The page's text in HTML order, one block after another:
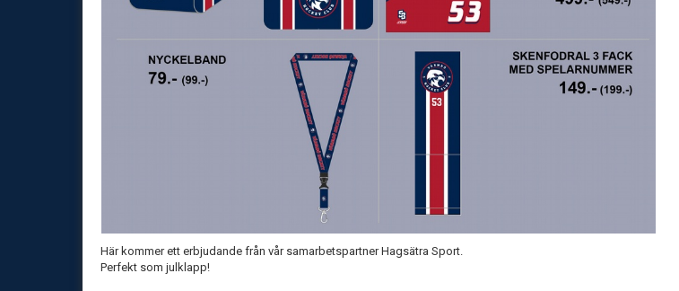
Här kommer ett erbjudande från vår samarbetspartner Hagsätra Sport.
Perfekt som julklapp!